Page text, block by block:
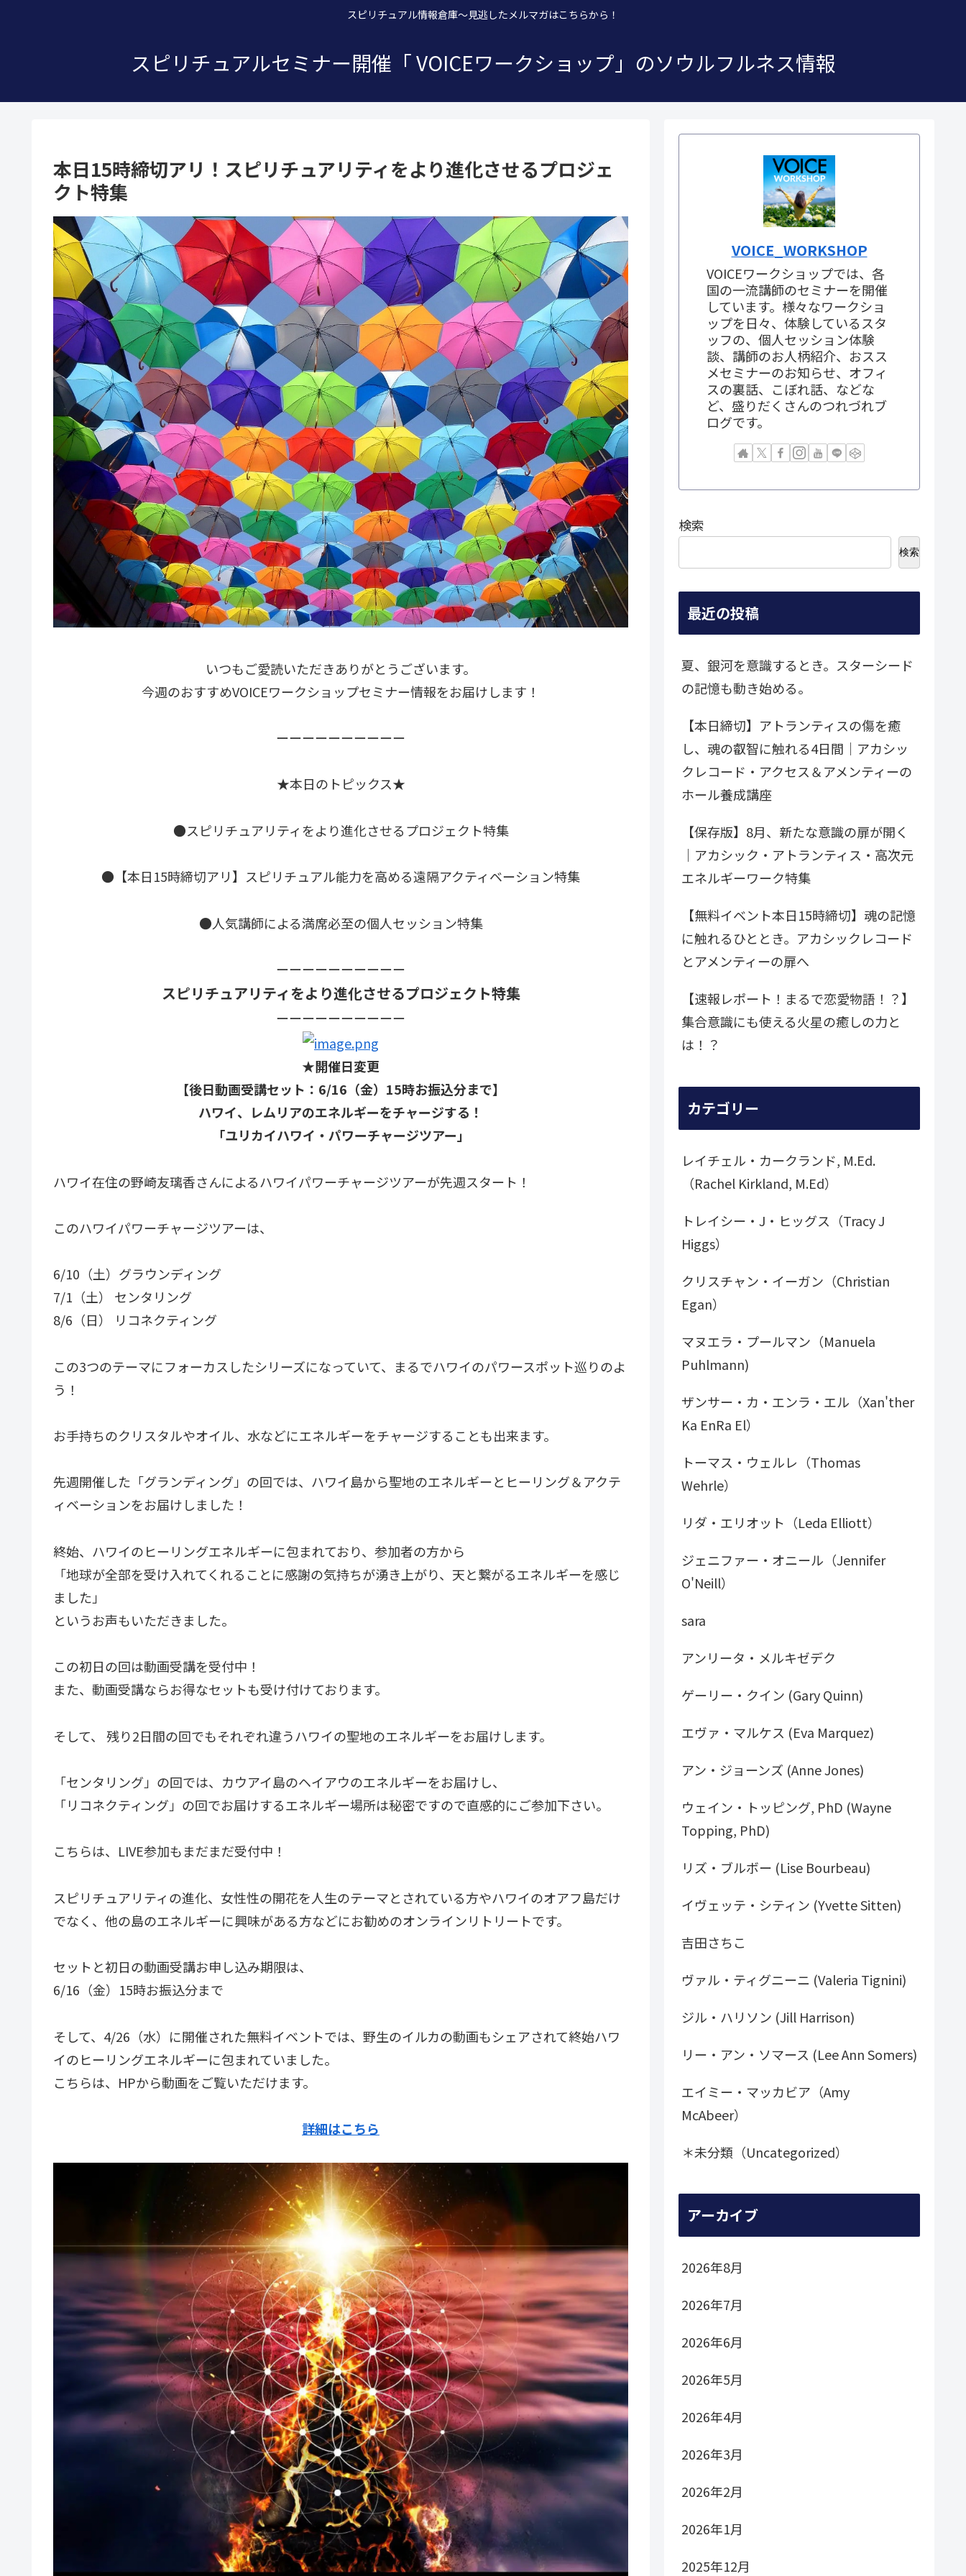
スピリチュアル情報倉庫～見逃したメルマガはこちらから！
スピリチュアルセミナー開催「 VOICEワークショップ」のソウルフルネス情報
本日15時締切アリ！スピリチュアリティをより進化させるプロジェ
クト特集
いつもご愛読いただきありがとうございます。
今週のおすすめVOICEワークショップセミナー情報をお届けします！
ーーーーーーーーーー
★本日のトピックス★
●スピリチュアリティをより進化させるプロジェクト特集
●【本日15時締切アリ】スピリチュアル能力を高める遠隔アクティベーション特集
●人気講師による満席必至の個人セッション特集
ーーーーーーーーーー
スピリチュアリティをより進化させるプロジェクト特集
ーーーーーーーーーー
★開催日変更
【後日動画受講セット：6/16（金）15時お振込分まで】
ハワイ、レムリアのエネルギーをチャージする！
「ユリカイハワイ・パワーチャージツアー」
ハワイ在住の野崎友璃香さんによるハワイパワーチャージツアーが先週スタート！
このハワイパワーチャージツアーは、
6/10（土）グラウンディング
7/1（土） センタリング
8/6（日） リコネクティング
この3つのテーマにフォーカスしたシリーズになっていて、まるでハワイのパワースポット巡りのよ
う！
お手持ちのクリスタルやオイル、水などにエネルギーをチャージすることも出来ます。
先週開催した「グランディング」の回では、ハワイ島から聖地のエネルギーとヒーリング＆アクテ
ィベーションをお届けしました！
終始、ハワイのヒーリングエネルギーに包まれており、参加者の方から
「地球が全部を受け入れてくれることに感謝の気持ちが湧き上がり、天と繋がるエネルギーを感じ
ました」
というお声もいただきました。
この初日の回は動画受講を受付中！
また、動画受講ならお得なセットも受け付けております。
そして、 残り2日間の回でもそれぞれ違うハワイの聖地のエネルギーをお届けします。
「センタリング」の回では、カウアイ島のヘイアウのエネルギーをお届けし、
「リコネクティング」の回でお届けするエネルギー場所は秘密ですので直感的にご参加下さい。
こちらは、LIVE参加もまだまだ受付中！
スピリチュアリティの進化、女性性の開花を人生のテーマとされている方やハワイのオアフ島だけ
でなく、他の島のエネルギーに興味がある方などにお勧めのオンラインリトリートです。
セットと初日の動画受講お申し込み期限は、
6/16（金）15時お振込分まで
そして、4/26（水）に開催された無料イベントでは、野生のイルカの動画もシェアされて終始ハワ
イのヒーリングエネルギーに包まれていました。
こちらは、HPから動画をご覧いただけます。
詳細はこちら
VOICE_WORKSHOP
VOICEワークショップでは、各
国の一流講師のセミナーを開催
しています。様々なワークショ
ップを日々、体験しているスタ
ッフの、個人セッション体験
談、講師のお人柄紹介、おスス
メセミナーのお知らせ、オフィ
スの裏話、こぼれ話、などな
ど、盛りだくさんのつれづれブ
ログです。
検索
検索
最近の投稿
夏、銀河を意識するとき。スターシード
の記憶も動き始める。
【本日締切】アトランティスの傷を癒
し、魂の叡智に触れる4日間｜アカシッ
クレコード・アクセス＆アメンティーの
ホール養成講座
【保存版】8月、新たな意識の扉が開く
｜アカシック・アトランティス・高次元
エネルギーワーク特集
【無料イベント本日15時締切】魂の記憶
に触れるひととき。アカシックレコード
とアメンティーの扉へ
【速報レポート！まるで恋愛物語！？】
集合意識にも使える火星の癒しの力と
は！？
カテゴリー
レイチェル・カークランド, M.Ed.
（Rachel Kirkland, M.Ed）
トレイシー・J・ヒッグス（Tracy J
Higgs）
クリスチャン・イーガン（Christian
Egan）
マヌエラ・プールマン（Manuela
Puhlmann)
ザンサー・カ・エンラ・エル（Xan'ther
Ka EnRa El）
トーマス・ウェルレ（Thomas
Wehrle）
リダ・エリオット（Leda Elliott）
ジェニファー・オニール（Jennifer
O'Neill）
sara
アンリータ・メルキゼデク
ゲーリー・クイン (Gary Quinn)
エヴァ・マルケス (Eva Marquez)
アン・ジョーンズ (Anne Jones)
ウェイン・トッピング, PhD (Wayne
Topping, PhD)
リズ・ブルボー (Lise Bourbeau)
イヴェッテ・シティン (Yvette Sitten)
吉田さちこ
ヴァル・ティグニーニ (Valeria Tignini)
ジル・ハリソン (Jill Harrison)
リー・アン・ソマース (Lee Ann Somers)
エイミー・マッカビア（Amy
McAbeer）
＊未分類（Uncategorized）
アーカイブ
2026年8月
2026年7月
2026年6月
2026年5月
2026年4月
2026年3月
2026年2月
2026年1月
2025年12月